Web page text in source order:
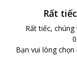
Rất
Rất tiếc,
Bạn vui lòng